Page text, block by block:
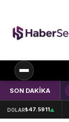
SPOR
SON DAKİKA
DOLAR₺47.5911▲